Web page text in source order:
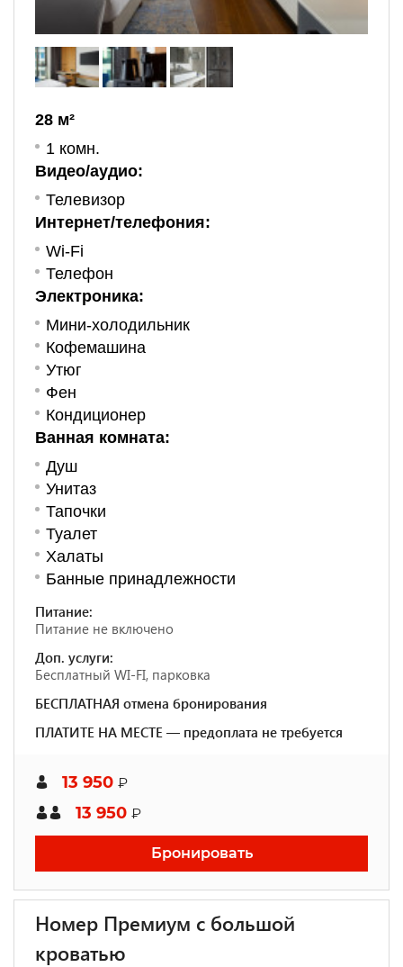
28 м²
1 комн.
Видео/аудио:
Телевизор
Интернет/телефония:
Wi-Fi
Телефон
Электроника:
Мини-холодильник
Кофемашина
Утюг
Фен
Кондиционер
Ванная комната:
Душ
Унитаз
Тапочки
Туалет
Халаты
Банные принадлежности
Питание:
Питание не включено
Доп. услуги:
Бесплатный WI-FI, парковка
БЕСПЛАТНАЯ отмена бронирования
ПЛАТИТЕ НА МЕСТЕ — предоплата не требуется
13 950 ₽
13 950 ₽
Бронировать
Номер Премиум с большой
кроватью